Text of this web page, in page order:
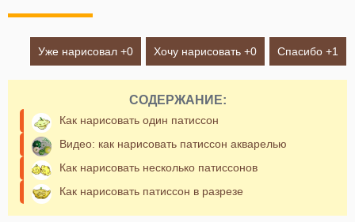
Уже нарисовал +0 Хочу нарисовать +0 Спасибо +1
СОДЕРЖАНИЕ:
Как нарисовать один патиссон
Видео: как нарисовать патиссон акварелью
Как нарисовать несколько патиссонов
Как нарисовать патиссон в разрезе